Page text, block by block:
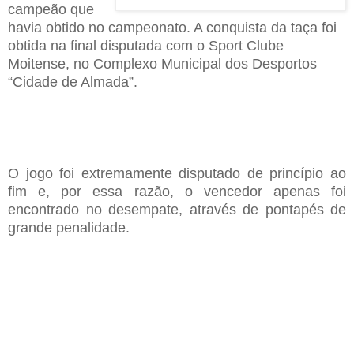
campeão que
havia obtido no campeonato. A conquista da taça foi
obtida na final disputada com o Sport Clube
Moitense, no Complexo Municipal dos Desportos
“Cidade de Almada”.
O jogo foi extremamente disputado de princípio ao
fime, por essa razão, o vencedor apenas foi
encontrado no desempate, através de pontapés de
grande penalidade.